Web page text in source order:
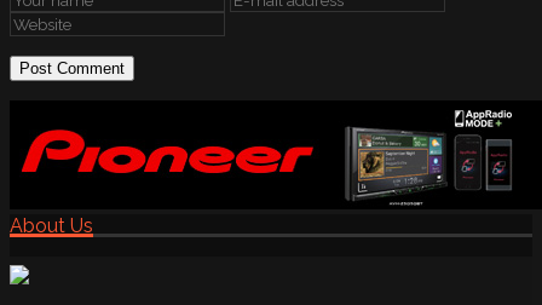
About Us